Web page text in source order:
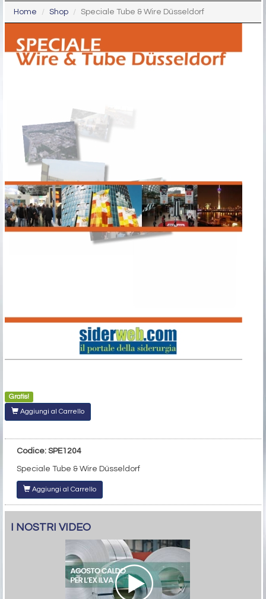
Home Shop Speciale Tube & Wire Düsseldorf
Gratis!
Aggiungi al Carrello
Codice: SPE1204
Speciale Tube & Wire Düsseldorf
Aggiungi al Carrello
I NOSTRI VIDEO